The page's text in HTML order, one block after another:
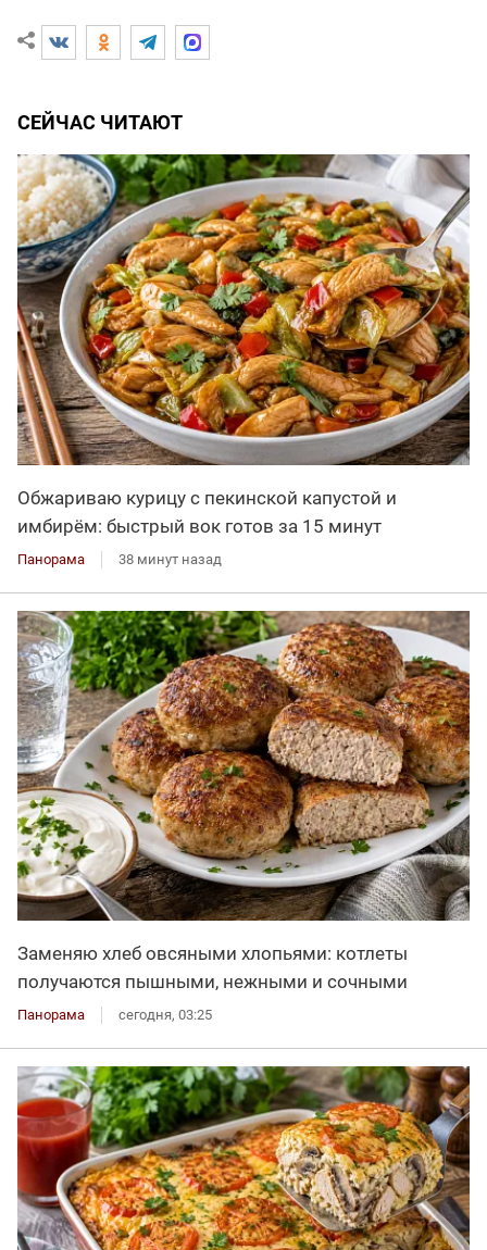
СЕЙЧАС ЧИТАЮТ
Обжариваю курицу с пекинской капустой и
имбирём: быстрый вок готов за 15 минут
Панорама 38 минут назад
Заменяю хлеб овсяными хлопьями: котлеты
получаются пышными, нежными и сочными
Панорама сегодня, 03:25